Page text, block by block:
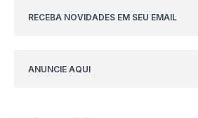
RECEBA NOVIDADES EM SEU EMAIL
ANUNCIE AQUI